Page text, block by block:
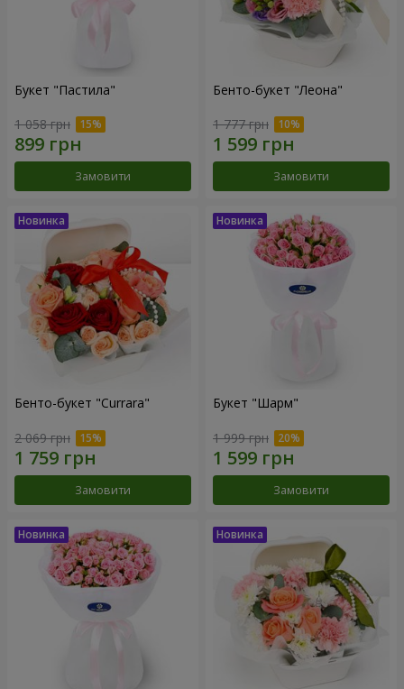
Букет "Пастила"
1 058 грн
Замовити
Бенто-букет "Леона"
1 777 грн
Замовити
Бенто-букет "Currara"
2 069 грн
Замовити
Букет "Шарм"
1 999 грн
Замовити